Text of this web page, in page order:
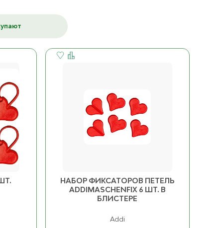
Katia Блокатор для
вязания бабушкиных
квадратов 23х23 см
Дерево
ост. 7
Чёрный
НАБОР ФИКСАТОРОВ ПЕТЕЛЬ
ADDIMASCHENFIX 6 ШТ. В
БЛИСТЕРЕ
Addi